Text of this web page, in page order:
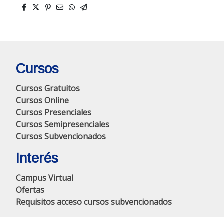
Cursos
Cursos Gratuitos
Cursos Online
Cursos Presenciales
Cursos Semipresenciales
Cursos Subvencionados
Interés
Campus Virtual
Ofertas
Requisitos acceso cursos subvencionados